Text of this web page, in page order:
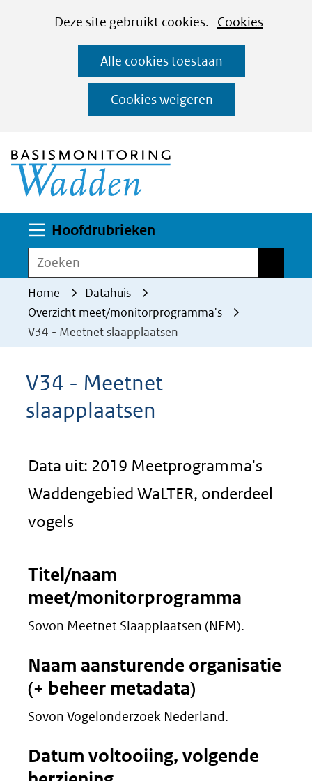
CookiesDeze site gebruikt cookies. Cookies
op
deze
website
worden
toegestaan
geweigerd.
Alle cookies toestaan
Cookies weigeren
Ga
naar
de
inhoud
Hoofdrubrieken
Zoeken
Home
Datahuis
Overzicht meet/monitorprogramma's
V34 - Meetnet slaapplaatsen
V34 - Meetnet
slaapplaatsen
Data uit: 2019 Meetprogramma's
Waddengebied WaLTER, onderdeel
vogels
Titel/naam
meet/monitorprogramma
Sovon Meetnet Slaapplaatsen (NEM).
Naam aansturende organisatie
(+ beheer metadata)
Sovon Vogelonderzoek Nederland.
Datum voltooiing, volgende